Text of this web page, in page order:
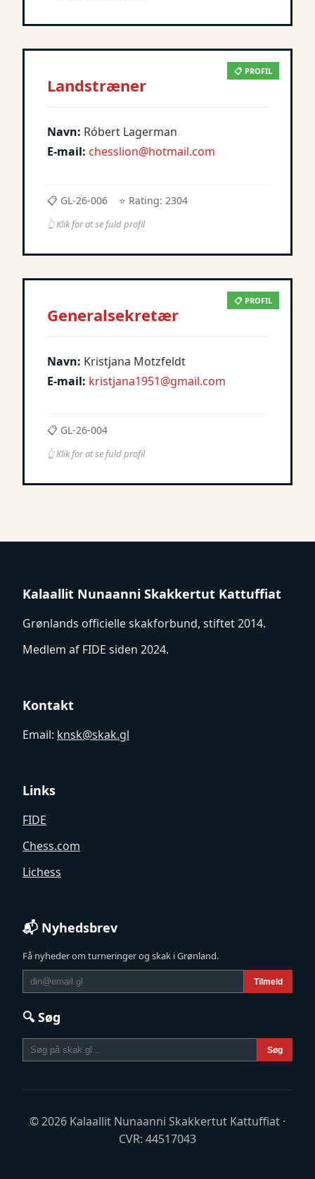
📋 PROFIL
Landstræner
Navn: Róbert Lagerman
E-mail: chesslion@hotmail.com
📋 GL-26-006 ⭐ Rating: 2304
👆 Klik for at se fuld profil
📋 PROFIL
Generalsekretær
Navn: Kristjana Motzfeldt
E-mail: kristjana1951@gmail.com
📋 GL-26-004
👆 Klik for at se fuld profil
Kalaallit Nunaanni Skakkertut Kattuffiat
Grønlands officielle skakforbund, stiftet 2014.
Medlem af FIDE siden 2024.
Kontakt
Email: knsk@skak.gl
Links
FIDE
Chess.com
Lichess
📬 Nyhedsbrev
Få nyheder om turneringer og skak i Grønland.
Tilmeld
🔍 Søg
Søg
© 2026 Kalaallit Nunaanni Skakkertut Kattuffiat ·
CVR: 44517043